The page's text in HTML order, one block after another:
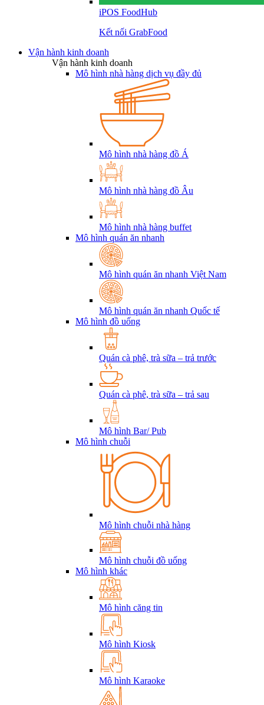
iPOS FoodHub
Kết nối GrabFood
Vận hành kinh doanh
Vận hành kinh doanh
Mô hình nhà hàng dịch vụ đầy đủ
Mô hình nhà hàng đồ Á
Mô hình nhà hàng đồ Âu
Mô hình nhà hàng buffet
Mô hình quán ăn nhanh
Mô hình quán ăn nhanh Việt Nam
Mô hình quán ăn nhanh Quốc tế
Mô hình đồ uống
Quán cà phê, trà sữa – trả trước
Quán cà phê, trà sữa – trả sau
Mô hình Bar/ Pub
Mô hình chuỗi
Mô hình chuỗi nhà hàng
Mô hình chuỗi đồ uống
Mô hình khác
Mô hình căng tin
Mô hình Kiosk
Mô hình Karaoke